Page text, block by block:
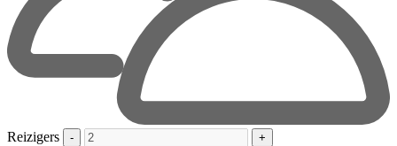
Reizigers - +